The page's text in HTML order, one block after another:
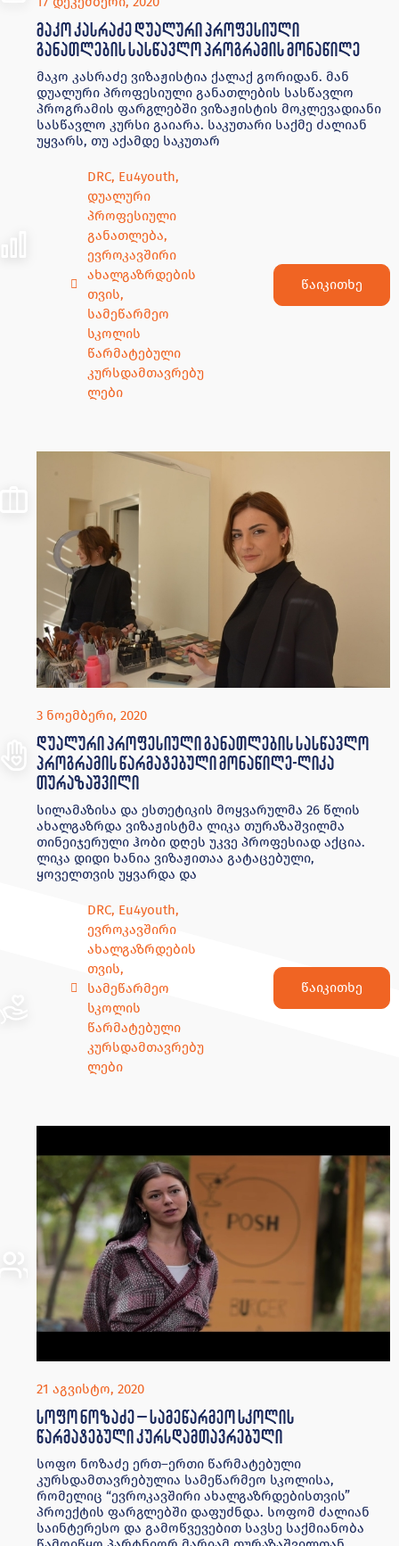
მაკო კასრაძე დუალური პროფესიული
განათლების სასწავლო პროგრამის მონაწილე
მაკო კასრაძე ვიზაჟისტია ქალაქ გორიდან. მან
დუალური პროფესიული განათლების სასწავლო
პროგრამის ფარგლებში ვიზაჟისტის მოკლევადიანი
სასწავლო კურსი გაიარა. საკუთარი საქმე ძალიან
უყვარს, თუ აქამდე საკუთარ
DRC, Eu4youth,
დუალური
პროფესიული
განათლება,
ევროკავშირი
ახალგაზრდების
თვის,
სამეწარმეო
სკოლის
წარმატებული
კურსდამთავრებუ
ლები
წაიკითხე
3 ნოემბერი, 2020
დუალური პროფესიული განათლების სასწავლო
პროგრამის წარმატებული მონაწილე-ლიკა
თურაზაშვილი
სილამაზისა და ესთეტიკის მოყვარულმა 26 წლის
ახალგაზრდა ვიზაჟისტმა ლიკა თურაზაშვილმა
თინეიჯერული ჰობი დღეს უკვე პროფესიად აქცია.
ლიკა დიდი ხანია ვიზაჟითაა გატაცებული,
ყოველთვის უყვარდა და
DRC, Eu4youth,
ევროკავშირი
ახალგაზრდების
თვის,
სამეწარმეო
სკოლის
წარმატებული
კურსდამთავრებუ
ლები
წაიკითხე
21 აგვისტო, 2020
სოფო ნოზაძე – სამეწარმეო სკოლის
წარმატებული კურსდამთავრებული
სოფო ნოზაძე ერთ–ერთი წარმატებული
კურსდამთავრებულია სამეწარმეო სკოლისა,
რომელიც “ევროკავშირი ახალგაზრდებისთვის”
პროექტის ფარგლებში დაფუძნდა. სოფომ ძალიან
საინტერესო და გამოწვევებით სავსე საქმიანობა